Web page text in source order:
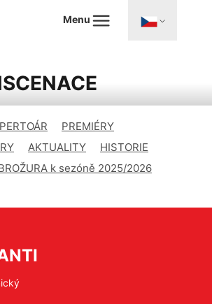
Menu
PREMIÉRY
AKTUALITY
HISTORIE
k sezóně 2025/2026